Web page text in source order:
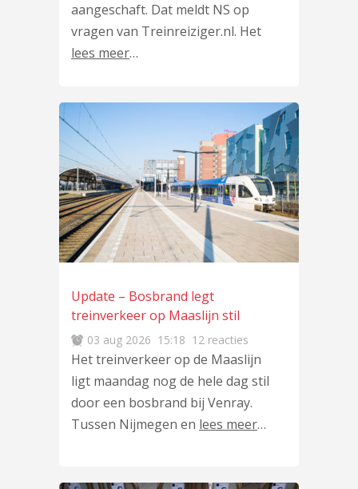
aangeschaft. Dat meldt NS op
vragen van Treinreiziger.nl. Het
lees meer…
Update – Bosbrand legt
treinverkeer op Maaslijn stil
03 aug 2026 15:18 12 reacties
Het treinverkeer op de Maaslijn
ligt maandag nog de hele dag stil
door een bosbrand bij Venray.
Tussen Nijmegen en lees meer…